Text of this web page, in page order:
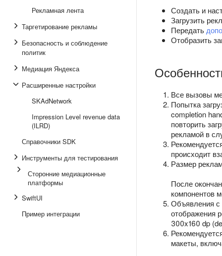
Рекламная лента
Таргетирование рекламы
Безопасность и соблюдение
политик
Медиация Яндекса
Расширенные настройки
SKAdNetwork
Impression Level revenue data
(ILRD)
Справочники SDK
Инструменты для тестирования
Сторонние медиационные
платформы
SwiftUI
Пример интеграции
Создать и
Загрузить
Передать
Отобразить
Все вызовы
Попытка
completion
повторить
рекламой в
происходит
Размер
После
компонентов
Объявления с
отображения
300x160 dp
макеты,